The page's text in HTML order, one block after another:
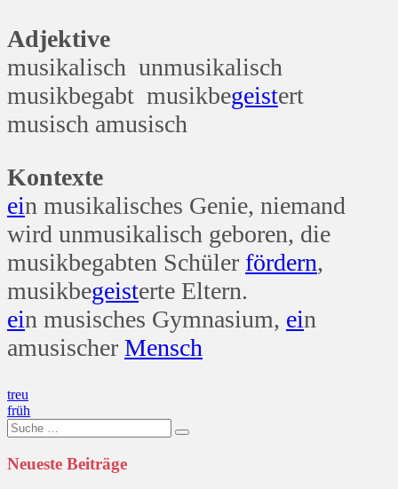
Adjektive
musikalisch unmusikalisch
musikbegabt musikbegeistert
musisch amusisch
Kontexte
ein musikalisches Genie, niemand
wird unmusikalisch geboren, die
musikbegabten Schüler fördern,
musikbegeisterte Eltern.
ein musisches Gymnasium, ein
amusischer Mensch
Beitragsnavigation
treu
früh
Suche
nach:
Neueste Beiträge